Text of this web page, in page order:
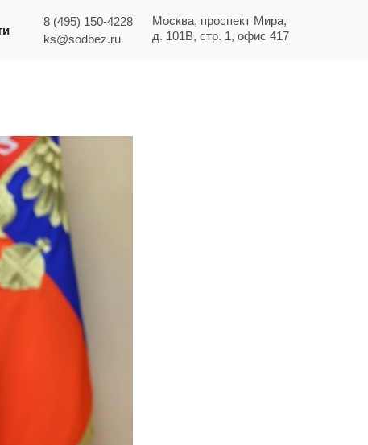
8 (495) 150-4228
ks@sodbez.ru
Москва, проспект Мира,
д. 101В, стр. 1, офис 417